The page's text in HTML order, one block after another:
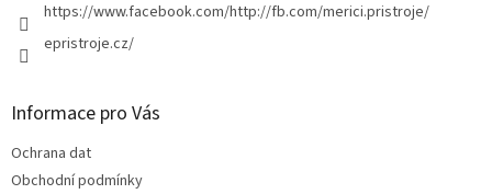
https://www.facebook.com/http://fb.com/merici.pristroje/
epristroje.cz/
Informace pro Vás
Ochrana dat
Obchodní podmínky